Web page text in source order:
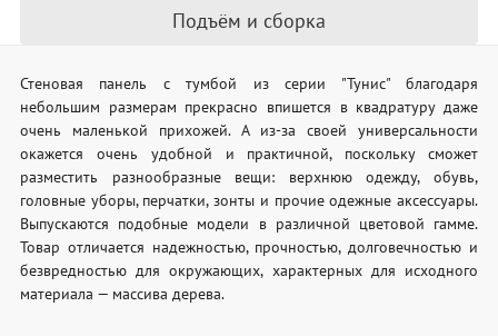
Подъём и сборка
Стеновая панель с тумбой из серии "Тунис" благодаря
небольшим размерам прекрасно впишется в квадратуру даже
очень маленькой прихожей. А из-за своей универсальности
окажется очень удобной и практичной, поскольку сможет
разместить разнообразные вещи: верхнюю одежду, обувь,
головные уборы, перчатки, зонты и прочие одежные аксессуары.
Выпускаются подобные модели в различной цветовой гамме.
Товар отличается надежностью, прочностью, долговечностью и
безвредностью для окружающих, характерных для исходного
материала — массива дерева.